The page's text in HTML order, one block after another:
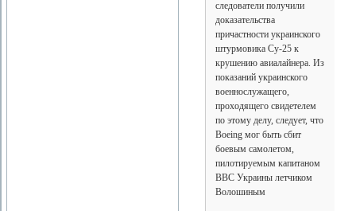
следователи получили
доказательства
причастности украинского
штурмовика Су-25 к
крушению авиалайнера. Из
показаний украинского
военнослужащего,
проходящего свидетелем
по этому делу, следует, что
Boeing мог быть сбит
боевым самолетом,
пилотируемым капитаном
ВВС Украины летчиком
Волошиным